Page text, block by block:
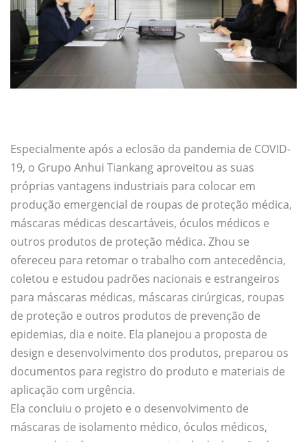
Especialmente após a eclosão da pandemia de COVID-
19, o Grupo Anhui Tiankang aproveitou as suas
próprias vantagens industriais para colocar em
produção emergencial de roupas de proteção médica,
máscaras médicas descartáveis, óculos médicos e
outros produtos de proteção médica. Zhou se
ofereceu para retomar o trabalho com antecedência,
coletou e estudou padrões nacionais e estrangeiros
para máscaras médicas, máscaras cirúrgicas, roupas
de proteção e outros produtos de prevenção de
epidemias, dia e noite. Ela planejou a proposta de
design e desenvolvimento dos produtos, preparou os
documentos para registro do produto e materiais de
aplicação com urgência.
Ela concluiu o projeto e o desenvolvimento de
máscaras de isolamento médico, óculos médicos,